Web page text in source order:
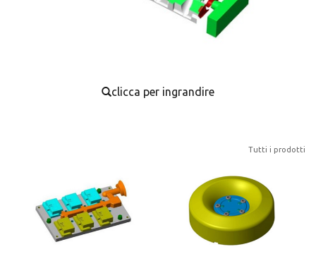
clicca per ingrandire
Tutti i prodotti